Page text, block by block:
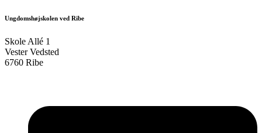
Ungdomshøjskolen ved Ribe
Skole Allé 1
Vester Vedsted
6760 Ribe